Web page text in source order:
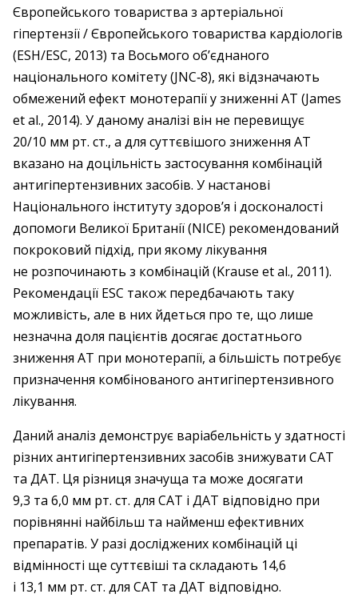
Європейського товариства з артеріальної
гіпертензії / Європейського товариства кардіологів
(ESH/ESC, 2013) та Восьмого об’єднаного
національного комітету (JNC‑8), які відзначають
обмежений ефект монотерапії у зниженні АТ (James
et al., 2014). У даному аналізі він не перевищує
20/10 мм рт. ст., а для суттєвішого зниження АТ
вказано на доцільність застосування комбінацій
антигіпертензивних засобів. У настанові
Національного інституту здоров’я і досконалості
допомоги Великої Британії (NICE) рекомендований
покроковий підхід, при якому лікування
не розпочинають з комбінацій (Krause et al., 2011).
Рекомендації ESC також передбачають таку
можливість, але в них йдеться про те, що лише
незначна доля пацієнтів досягає достатнього
зниження АТ при монотерапії, а більшість потребує
призначення комбінованого антигіпертензивного
лікування.
Даний аналіз демонструє варіабельність у здатності
різних антигіпертензивних засобів знижувати САТ
та ДАТ. Ця різниця значуща та може досягати
9,3 та 6,0 мм рт. ст. для САТ і ДАТ відповідно при
порівнянні найбільш та найменш ефективних
препаратів. У разі досліджених комбінацій ці
відмінності ще суттєвіші та складають 14,6
і 13,1 мм рт. ст. для САТ та ДАТ відповідно.